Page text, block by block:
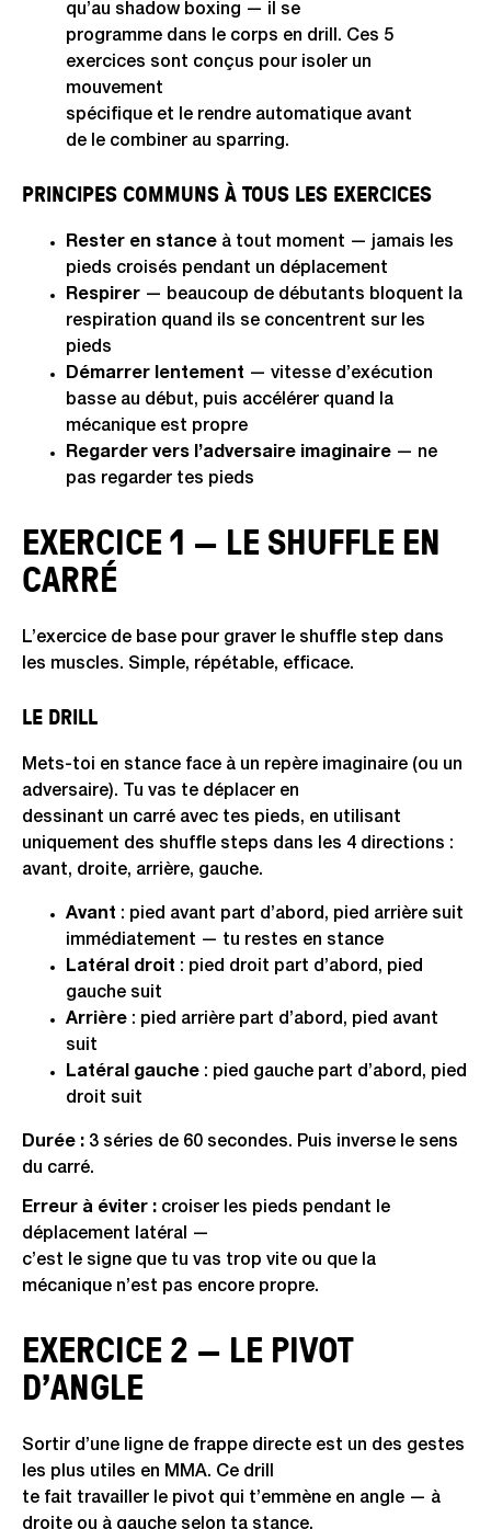
qu’au shadow boxing — il se
programme dans le corps en drill. Ces 5
exercices sont conçus pour isoler un
mouvement
spécifique et le rendre automatique avant
de le combiner au sparring.
PRINCIPES COMMUNS À TOUS LES EXERCICES
Rester en stance à tout moment — jamais les
pieds croisés pendant un déplacement
Respirer — beaucoup de débutants bloquent la
respiration quand ils se concentrent sur les
pieds
Démarrer lentement — vitesse d’exécution
basse au début, puis accélérer quand la
mécanique est propre
Regarder vers l’adversaire imaginaire — ne
pas regarder tes pieds
EXERCICE 1 — LE SHUFFLE EN
CARRÉ
L’exercice de base pour graver le shuffle step dans
les muscles. Simple, répétable, efficace.
LE DRILL
Mets-toi en stance face à un repère imaginaire (ou un
adversaire). Tu vas te déplacer en
dessinant un carré avec tes pieds, en utilisant
uniquement des shuffle steps dans les 4 directions :
avant, droite, arrière, gauche.
Avant : pied avant part d’abord, pied arrière suit
immédiatement — tu restes en stance
Latéral droit : pied droit part d’abord, pied
gauche suit
Arrière : pied arrière part d’abord, pied avant
suit
Latéral gauche : pied gauche part d’abord, pied
droit suit
Durée : 3 séries de 60 secondes. Puis inverse le sens
du carré.
Erreur à éviter : croiser les pieds pendant le
déplacement latéral —
c’est le signe que tu vas trop vite ou que la
mécanique n’est pas encore propre.
EXERCICE 2 — LE PIVOT
D’ANGLE
Sortir d’une ligne de frappe directe est un des gestes
les plus utiles en MMA. Ce drill
te fait travailler le pivot qui t’emmène en angle — à